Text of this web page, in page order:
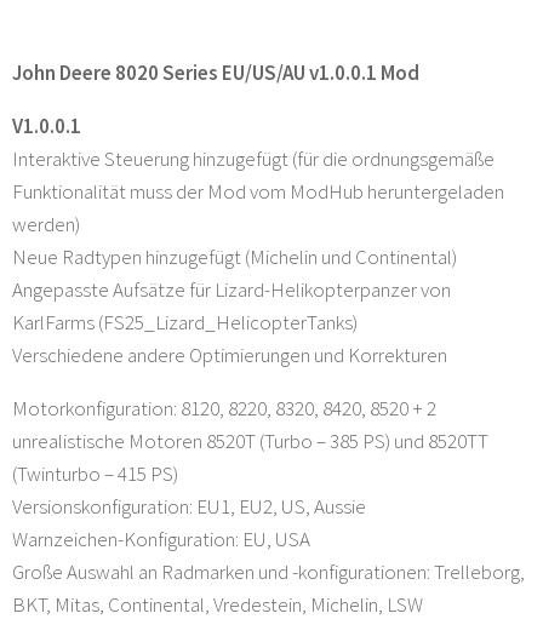
John Deere 8020 Series EU/US/AU v1.0.0.1 Mod
V1.0.0.1
Interaktive Steuerung hinzugefügt (für die ordnungsgemäße
Funktionalität muss der Mod vom ModHub heruntergeladen
werden)
Neue Radtypen hinzugefügt (Michelin und Continental)
Angepasste Aufsätze für Lizard-Helikopterpanzer von
KarlFarms (FS25_Lizard_HelicopterTanks)
Verschiedene andere Optimierungen und Korrekturen
Motorkonfiguration: 8120, 8220, 8320, 8420, 8520 + 2
unrealistische Motoren 8520T (Turbo – 385 PS) und 8520TT
(Twinturbo – 415 PS)
Versionskonfiguration: EU1, EU2, US, Aussie
Warnzeichen-Konfiguration: EU, USA
Große Auswahl an Radmarken und -konfigurationen: Trelleborg,
BKT, Mitas, Continental, Vredestein, Michelin, LSW